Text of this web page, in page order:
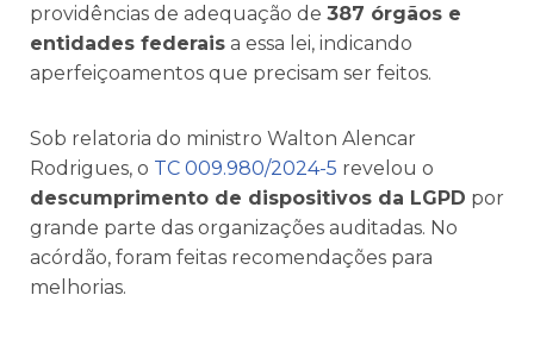
providências de adequação de 387 órgãos e
entidades federais a essa lei, indicando
aperfeiçoamentos que precisam ser feitos.
Sob relatoria do ministro Walton Alencar
Rodrigues, o TC 009.980/2024-5 revelou o
descumprimento de dispositivos da LGPD por
grande parte das organizações auditadas. No
acórdão, foram feitas recomendações para
melhorias.